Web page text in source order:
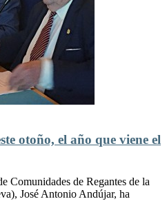
otoño, el año que viene el
Comunidades de Regantes de la
José Antonio Andújar, ha